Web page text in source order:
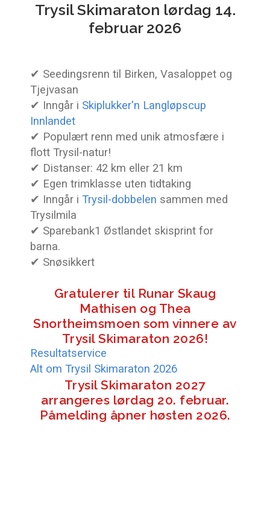
Trysil Skimaraton lørdag 14.
februar 2026
✔ Seedingsrenn til Birken, Vasaloppet og
Tjejvasan
✔ Inngår i Skiplukker'n Langløpscup
Innlandet
✔ Populært renn med unik atmosfære i
flott Trysil-natur!
✔ Distanser: 42 km eller 21 km
✔ Egen trimklasse uten tidtaking
✔ Inngår i Trysil-dobbelen sammen med
Trysilmila
✔ Sparebank1 Østlandet skisprint for
barna.
✔ Snøsikkert
Gratulerer til Runar Skaug
Mathisen og Thea
Snortheimsmoen som vinnere av
Trysil Skimaraton 2026!
Resultatservice
Alt om Trysil Skimaraton 2026
Trysil Skimaraton 2027
arrangeres lørdag 20. februar.
Påmelding åpner høsten 2026.